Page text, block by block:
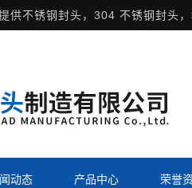
供不锈钢封头，304 不锈钢封头
动态 产品中心 荣誉